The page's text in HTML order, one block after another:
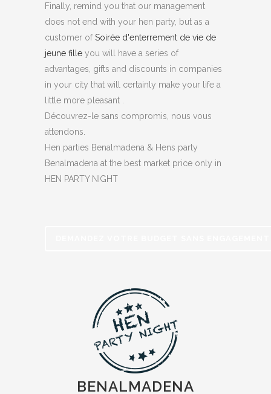
Finally, remind you that our management
does not end with your hen party, but as a
customer ofSoirée d'enterrement de vie de
jeune fille you will have a series of
advantages, gifts and discounts in companies
in your city that will certainly make your life a
little more pleasant .
Découvrez-le sans compromis, nous vous
attendons.
Hen parties Benalmadena & Hens party
Benalmadena at the best market price only in
HEN PARTY NIGHT
BENALMADENA